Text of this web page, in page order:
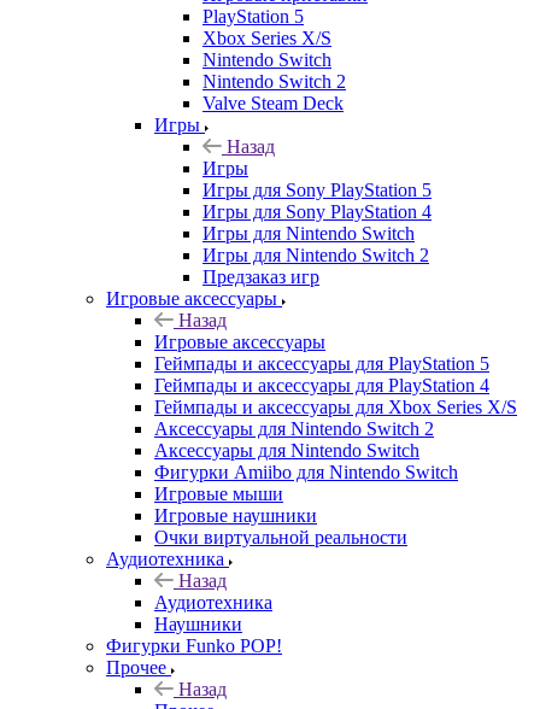
PlayStation 5
Xbox Series X/S
Nintendo Switch
Nintendo Switch 2
Valve Steam Deck
Игры
Назад
Игры
Игры для Sony PlayStation 5
Игры для Sony PlayStation 4
Игры для Nintendo Switch
Игры для Nintendo Switch 2
Предзаказ игр
Игровые аксессуары
Назад
Игровые аксессуары
Геймпады и аксессуары для PlayStation 5
Геймпады и аксессуары для PlayStation 4
Геймпады и аксессуары для Xbox Series X/S
Аксессуары для Nintendo Switch 2
Аксессуары для Nintendo Switch
Фигурки Amiibo для Nintendo Switch
Игровые мыши
Игровые наушники
Очки виртуальной реальности
Аудиотехника
Назад
Аудиотехника
Наушники
Фигурки Funko POP!
Прочее
Назад